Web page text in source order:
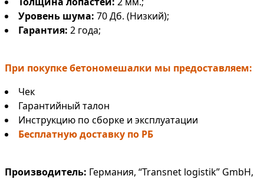
Уровень шума: 70 Дб. (Низкий);
Гарантия: 2 года;
При покупке бетономешалки мы предоставляем:
Чек
Гарантийный талон
Инструкцию по сборке и эксплуатации
Бесплатную доставку по РБ
Производитель: Германия, “Transnet logistik” GmbH,